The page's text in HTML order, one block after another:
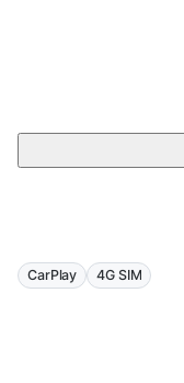
CarPlay 4G SIM